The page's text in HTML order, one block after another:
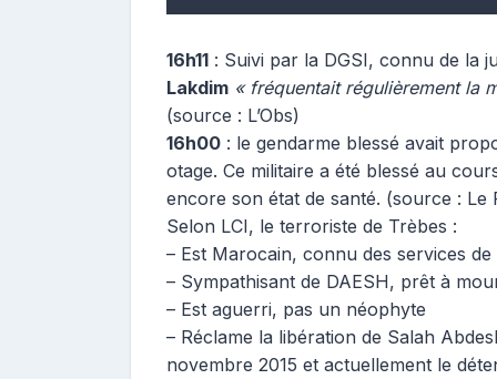
16h11 : Suivi par la DGSI, connu de la
Lakdim « fréquentait régulièrement la
(source : L’Obs)
16h00 : le gendarme blessé avait
otage. Ce militaire a été blessé au
encore son état de santé. (source : Le
Selon LCI, le terroriste de Trèbes :
– Est Marocain, connu des services
– Sympathisant de DAESH, prêt à
– Est aguerri, pas un néophyte
– Réclame la libération de Salah
novembre 2015 et actuellement le